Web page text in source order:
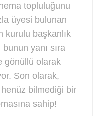
topluluğunu
üyesi bulunan
kurulu başkanlık
yanı sıra
gönüllü olarak
Son olarak,
henüz bilmediği bir
sahip!